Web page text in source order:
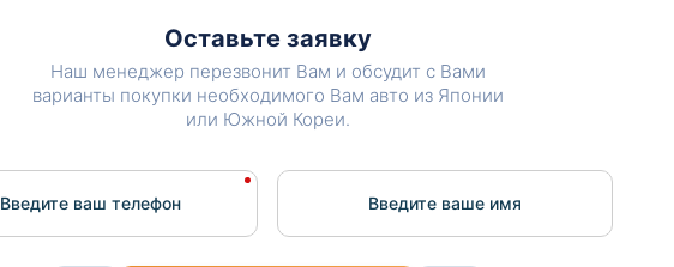
Оставьте заявку
Наш менеджер перезвонит Вам и обсудит с Вами
варианты покупки необходимого Вам авто из Японии
или Южной Кореи.
Введите ваш телефон Введите вашe имя